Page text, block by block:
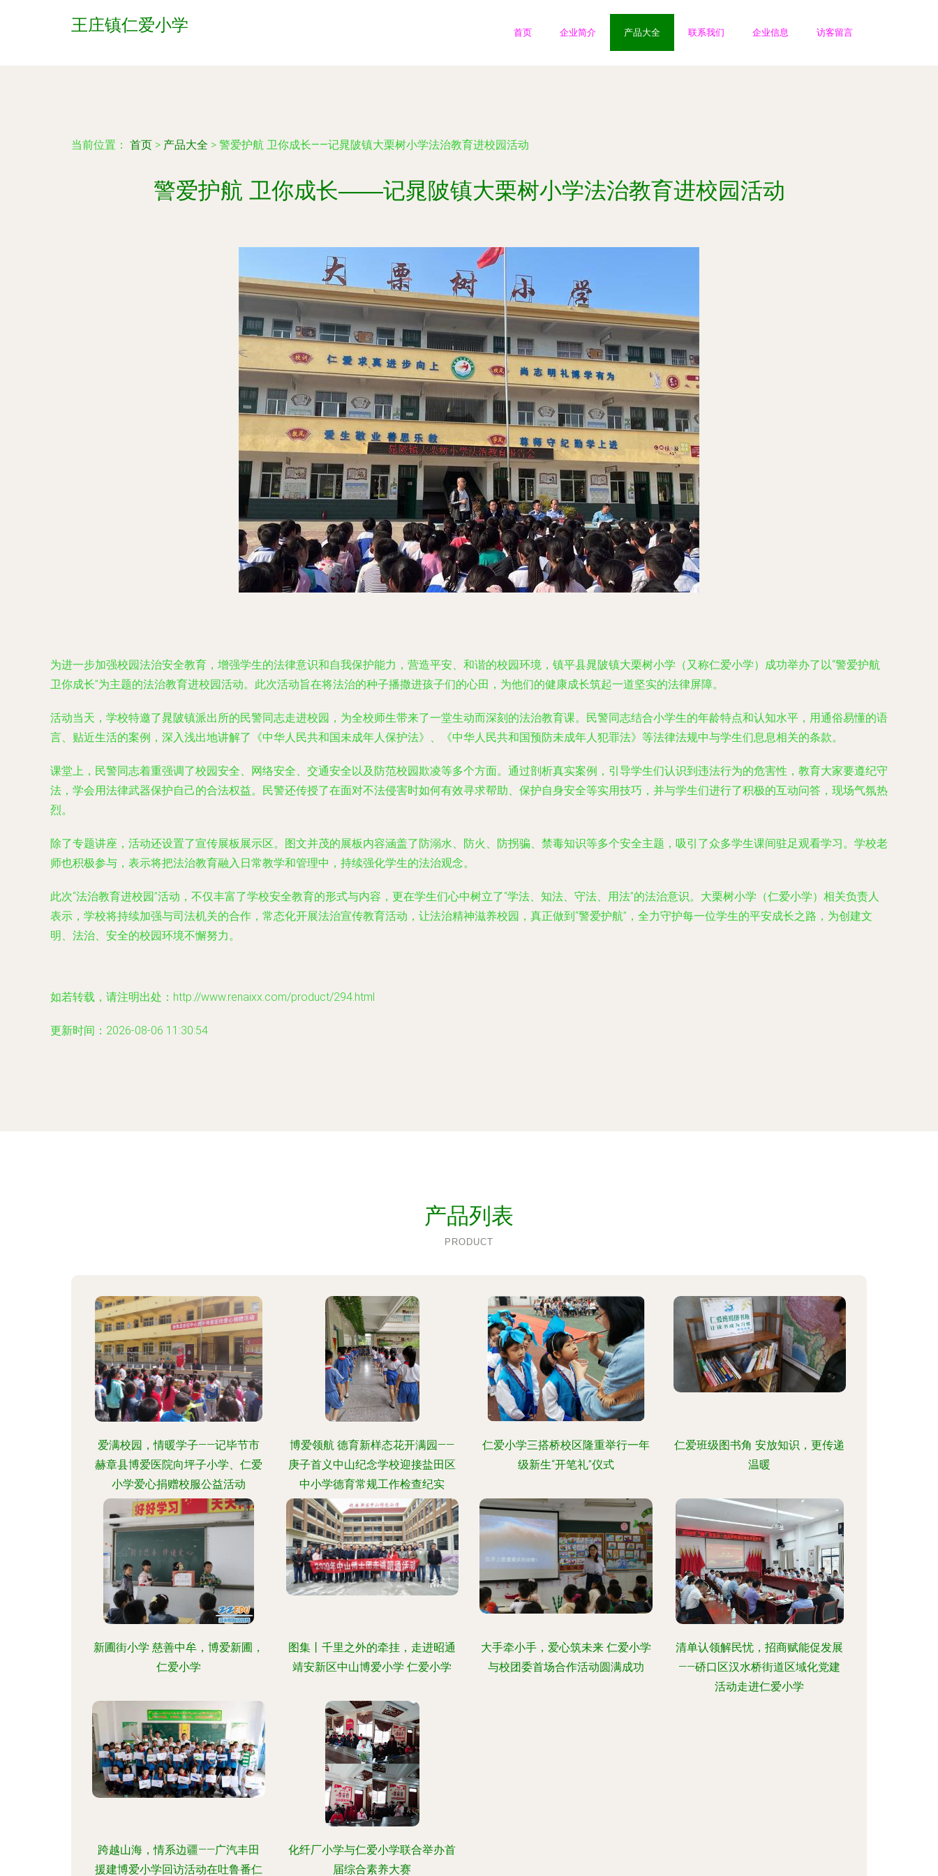
王庄镇仁爱小学 首页 企业简介 产品大全 联系我们 企业信息 访客留言
当前位置： 首页 > 产品大全 > 警爱护航 卫你成长——记晁陂镇大栗树小学法治教育进校园活动
警爱护航 卫你成长——记晁陂镇大栗树小学法治教育进校园活动
为进一步加强校园法治安全教育，增强学生的法律意识和自我保护能力，营造平安、和谐的校园环境，镇平县晁陂镇大栗树小学（又称仁爱小学）成功举办了以“警爱护航
卫你成长”为主题的法治教育进校园活动。此次活动旨在将法治的种子播撒进孩子们的心田，为他们的健康成长筑起一道坚实的法律屏障。
活动当天，学校特邀了晁陂镇派出所的民警同志走进校园，为全校师生带来了一堂生动而深刻的法治教育课。民警同志结合小学生的年龄特点和认知水平，用通俗易懂的语
言、贴近生活的案例，深入浅出地讲解了《中华人民共和国未成年人保护法》、《中华人民共和国预防未成年人犯罪法》等法律法规中与学生们息息相关的条款。
课堂上，民警同志着重强调了校园安全、网络安全、交通安全以及防范校园欺凌等多个方面。通过剖析真实案例，引导学生们认识到违法行为的危害性，教育大家要遵纪守
法，学会用法律武器保护自己的合法权益。民警还传授了在面对不法侵害时如何有效寻求帮助、保护自身安全等实用技巧，并与学生们进行了积极的互动问答，现场气氛热
烈。
除了专题讲座，活动还设置了宣传展板展示区。图文并茂的展板内容涵盖了防溺水、防火、防拐骗、禁毒知识等多个安全主题，吸引了众多学生课间驻足观看学习。学校老
师也积极参与，表示将把法治教育融入日常教学和管理中，持续强化学生的法治观念。
此次“法治教育进校园”活动，不仅丰富了学校安全教育的形式与内容，更在学生们心中树立了“学法、知法、守法、用法”的法治意识。大栗树小学（仁爱小学）相关负责人
表示，学校将持续加强与司法机关的合作，常态化开展法治宣传教育活动，让法治精神滋养校园，真正做到“警爱护航”，全力守护每一位学生的平安成长之路，为创建文
明、法治、安全的校园环境不懈努力。
如若转载，请注明出处：http://www.renaixx.com/product/294.html
更新时间：2026-08-06 11:30:54
产品列表
PRODUCT
爱满校园，情暖学子——记毕节市
赫章县博爱医院向坪子小学、仁爱
小学爱心捐赠校服公益活动
博爱领航 德育新样态花开满园——
庚子首义中山纪念学校迎接盐田区
中小学德育常规工作检查纪实
仁爱小学三搭桥校区隆重举行一年
级新生“开笔礼”仪式
仁爱班级图书角 安放知识，更传递
温暖
新圃街小学 慈善中牟，博爱新圃，
仁爱小学
图集丨千里之外的牵挂，走进昭通
靖安新区中山博爱小学 仁爱小学
大手牵小手，爱心筑未来 仁爱小学
与校团委首场合作活动圆满成功
清单认领解民忧，招商赋能促发展
——硚口区汉水桥街道区域化党建
活动走进仁爱小学
跨越山海，情系边疆——广汽丰田
援建博爱小学回访活动在吐鲁番仁
化纤厂小学与仁爱小学联合举办首
届综合素养大赛